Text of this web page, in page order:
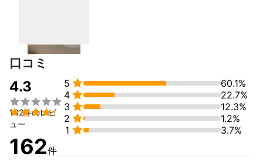
口コミ
4.3


162件のレビ
ュー
5 
60.1%
4 
22.7%
3 
12.3%
2 
1.2%
1  3.7%
162件